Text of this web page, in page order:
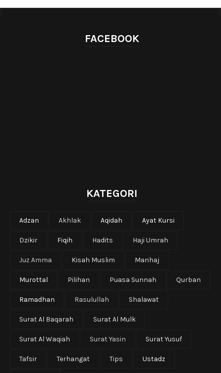
FACEBOOK
KATEGORI
Adzan Akhlak Aqidah Ayat Kursi
Dzikir Fiqih Hadits Haji Umrah
Juz Amma Kisah Muslim Manhaj
Murottal Pilihan Puasa Sunnah Qurban
Ramadhan Rasulullah Shalawat
Surat Al Baqarah Surat Al Mulk
Surat Al Waqiah Surat Yasin Surat Yusuf
Tafsir Terhangat Tips Ustadz